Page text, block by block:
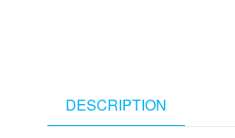
DESCRIPTION